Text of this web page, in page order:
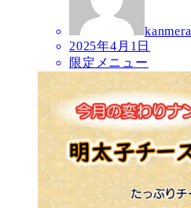
kanmera
2025年4月1日
限定メニュー